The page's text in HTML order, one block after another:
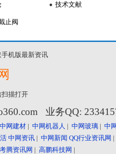
技术文献
止阀
机版最新资讯
描打开
业务QQ:
中网建材 | 中网机器人 | 中网玻璃 | 中
中网资讯 | 中网新闻 QQ行业资讯网
考腾资讯网 | 高鹏科技网 |